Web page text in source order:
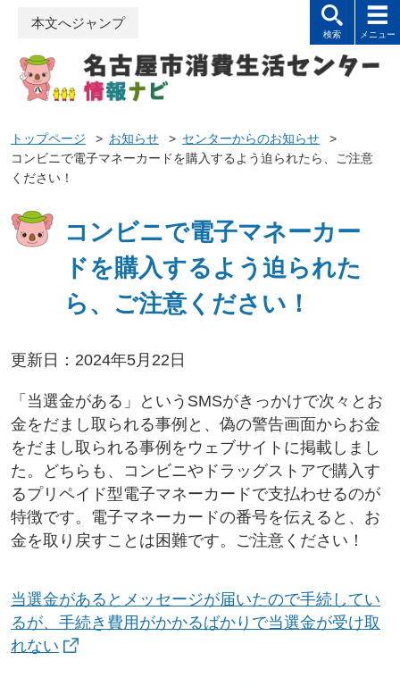
本文へジャンプ
トップページ > お知らせ > センターからのお知らせ
>
コンビニで電子マネーカードを購入するよう迫られたら、ご注意
ください！
コンビニで電子マネーカー
ドを購入するよう迫られた
ら、ご注意ください！
更新日：2024年5月22日
「当選金がある」というSMSがきっかけで次々とお
金をだまし取られる事例と、偽の警告画面からお金
をだまし取られる事例をウェブサイトに掲載しまし
た。どちらも、コンビニやドラッグストアで購入す
るプリペイド型電子マネーカードで支払わせるのが
特徴です。電子マネーカードの番号を伝えると、お
金を取り戻すことは困難です。ご注意ください！
当選金があるとメッセージが届いたので手続してい
るが、手続き費用がかかるばかりで当選金が受け取
れない